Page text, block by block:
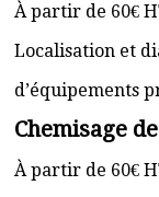
À partir de 60€
Localisation et
d’équipements
Chemisage
À partir de 60€